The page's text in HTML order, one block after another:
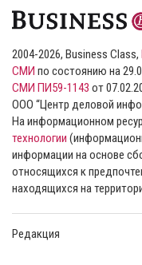
2004-2026, Business Class,
СМИ по состоянию на
СМИ ПИ59-1143 от
ООО “Центр деловой
На информационном
технологии
информации на основе
относящихся к
находящихся на
Редакция